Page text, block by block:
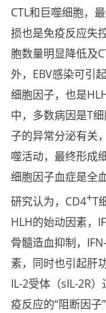
CTL和巨噬细胞，
损也是免疫反应失
胞数量明显降低及
外，EBV感染可引
细胞因子，也是
中，多数病因是T
子的异常分泌有关
噬活动，最终形成
细胞因子血症是全
研究认为，CD4+T
HLH的始动因素，
骨髓造血抑制，
素，同时也引起肝
IL-2受体（sIL-2R
疫反应的“阻断因子